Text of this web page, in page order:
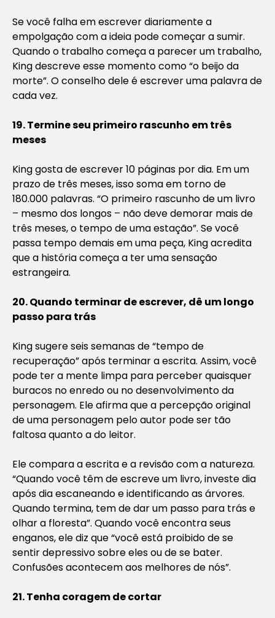
Se você falha em escrever diariamente a
empolgação com a ideia pode começar a sumir.
Quando o trabalho começa a parecer um trabalho,
King descreve esse momento como “o beijo da
morte”. O conselho dele é escrever uma palavra de
cada vez.
19. Termine seu primeiro rascunho em três
meses
King gosta de escrever 10 páginas por dia. Em um
prazo de três meses, isso soma em torno de
180.000 palavras. “O primeiro rascunho de um livro
– mesmo dos longos – não deve demorar mais de
três meses, o tempo de uma estação”. Se você
passa tempo demais em uma peça, King acredita
que a história começa a ter uma sensação
estrangeira.
20. Quando terminar de escrever, dê um longo
passo para trás
King sugere seis semanas de “tempo de
recuperação” após terminar a escrita. Assim, você
pode ter a mente limpa para perceber quaisquer
buracos no enredo ou no desenvolvimento da
personagem. Ele afirma que a percepção original
de uma personagem pelo autor pode ser tão
faltosa quanto a do leitor.
Ele compara a escrita e a revisão com a natureza.
“Quando você têm de escreve um livro, investe dia
após dia escaneando e identificando as árvores.
Quando termina, tem de dar um passo para trás e
olhar a floresta”. Quando você encontra seus
enganos, ele diz que “você está proibido de se
sentir depressivo sobre eles ou de se bater.
Confusões acontecem aos melhores de nós”.
21. Tenha coragem de cortar